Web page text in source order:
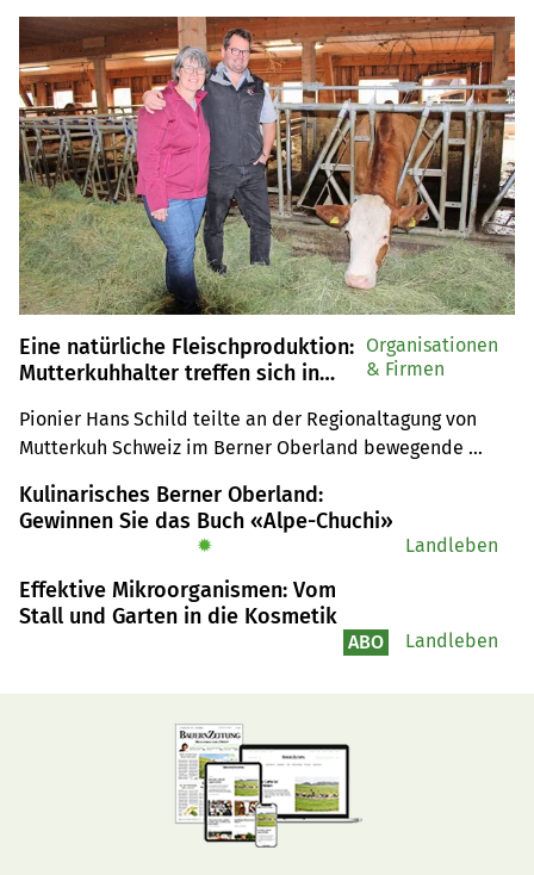
Eine natürliche Fleischproduktion:
Mutterkuhhalter treffen sich in
Pionier Hans Schild teilte an der Regionaltagung von
Mutterkuh Schweiz im Berner Oberland bewegende
während die Organisation ihre Zukunft und eine
mögliche Fusion mit der IG Bio Weide-Beef diskutierte.
Organisationen
& Firmen
Kulinarisches Berner Oberland:
Gewinnen Sie das Buch «Alpe-Chuchi»
✹ Landleben
Effektive Mikroorganismen: Vom
Stall und Garten in die Kosmetik
ABO Landleben